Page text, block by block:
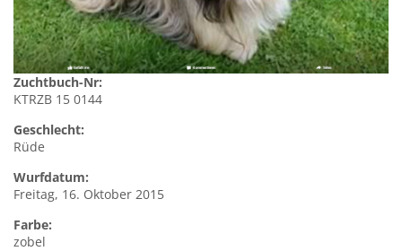
Zuchtbuch-Nr:
KTRZB 15 0144
Geschlecht:
Rüde
Wurfdatum:
Freitag, 16. Oktober 2015
Farbe:
zobel